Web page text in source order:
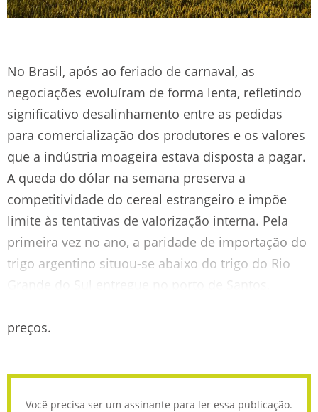
No Brasil, após ao feriado de carnaval, as
negociações evoluíram de forma lenta, refletindo
significativo desalinhamento entre as pedidas
para comercialização dos produtores e os valores
que a indústria moageira estava disposta a pagar.
A queda do dólar na semana preserva a
competitividade do cereal estrangeiro e impõe
limite às tentativas de valorização interna. Pela
primeira vez no ano, a paridade de importação do
trigo argentino situou-se abaixo do trigo do Rio
Grande do Sul entregue no porto de Santos,
preços.
Você precisa ser um assinante para ler essa publicação.